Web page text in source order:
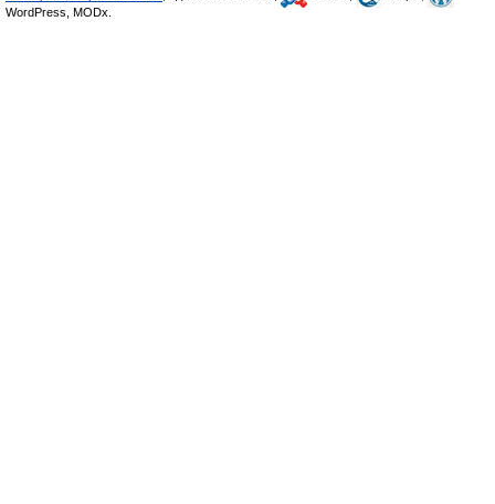
WordPress, MODx.